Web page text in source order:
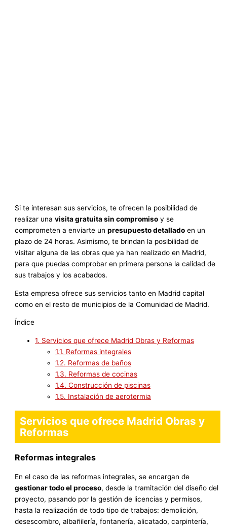
Si te interesan sus servicios, te ofrecen la posibilidad de
realizar unavisita gratuita sin compromiso y se
comprometen a enviarte unpresupuesto detallado en un
plazo de 24 horas. Asimismo, te brindan la posibilidad de
visitar alguna de las obras que ya han realizado en Madrid,
para que puedas comprobar en primera persona la calidad de
sus trabajos y los acabados.
Esta empresa ofrece sus servicios tanto en Madrid capital
como en el resto de municipios de la Comunidad de Madrid.
Índice
1. Servicios que ofrece Madrid Obras y Reformas
1.1. Reformas integrales
1.2. Reformas de baños
1.3. Reformas de cocinas
1.4. Construcción de piscinas
1.5. Instalación de aerotermia
Servicios que ofrece Madrid Obras y
Reformas
Reformas integrales
En el caso de las reformas integrales, se encargan de
gestionar todo el proceso, desde la tramitación del diseño del
proyecto, pasando por la gestión de licencias y permisos,
hasta la realización de todo tipo de trabajos: demolición,
desescombro, albañilería, fontanería, alicatado, carpintería,